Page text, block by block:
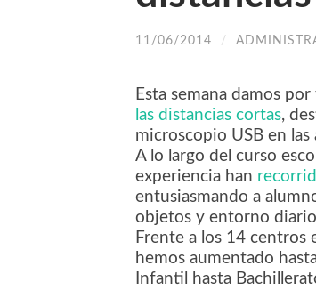
11/06/2014 /
Esta semana damos
las distancias cortas,
microscopio USB en las
A lo largo del curso
experiencia han
entusiasmando a
objetos y entorno
Frente a los 14 centros
hemos aumentado
Infantil hasta